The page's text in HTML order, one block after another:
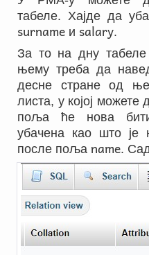
табеле. Хајде да
surname и salary.
За то на дну
њему треба да
десне стране од
листа, у којој можете
поља ће нова
убачена као што је
после поља name.